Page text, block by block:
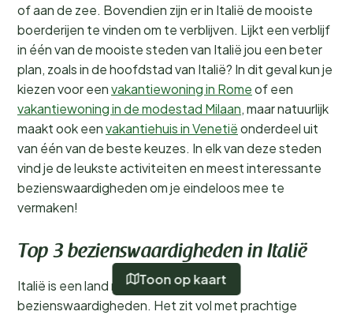
of aan de zee. Bovendien zijn er in Italië de mooiste
boerderijen te vinden om te verblijven. Lijkt een verblijf
in één van de mooiste steden van Italië jou een beter
plan, zoals in de hoofdstad van Italië? In dit geval kun je
kiezen voor eenvakantiewoning in Romeof een
vakantiewoning in de modestad Milaan, maar natuurlijk
maakt ook eenvakantiehuis in Venetiëonderdeel uit
van één van de beste keuzes. In elk van deze steden
vind je de leukste activiteiten en meest interessante
bezienswaardigheden om je eindeloos mee te
vermaken!
Top 3 bezienswaardigheden in Italië
Italië is een land met veel mooie
bezienswaardigheden. Het zit vol met prachtige
Toon op kaart